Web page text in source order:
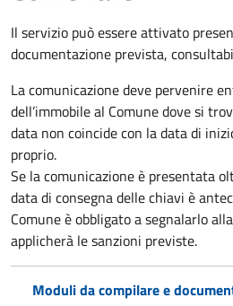
Il servizio può essere attivato
documentazione prevista,
La comunicazione deve pervenire
dell’immobile al Comune dove si
data non coincide con la data di
proprio.
Se la comunicazione è presentata
data di consegna delle chiavi è
Comune è obbligato a segnalarlo
applicherà le sanzioni previste.
Moduli da compilare e